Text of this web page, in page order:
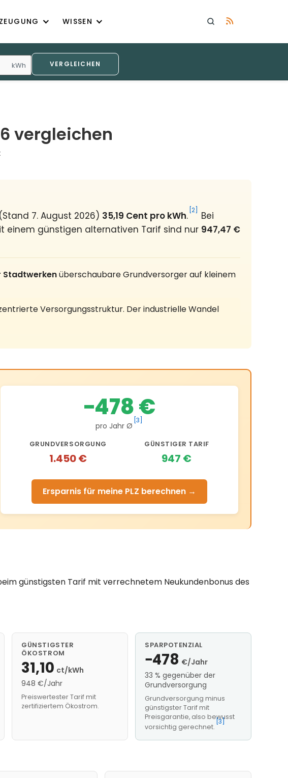
WISSEN
kWh VERGLEICHEN
vergleichen
7. August 2026) 35,19 Cent pro kWh. [2]
Bei
einem günstigen alternativen Tarif sind nur 947,47 €
Stadtwerkenüberschaubare Grundversorger auf kleinem
Versorgungsstruktur. Der industrielle Wandel
−478 €
pro Jahr Ø
[3]
GRUNDVERSORGUNG
1.450 €
GÜNSTIGER TARIF
947 €
Ersparnis für meine PLZ berechnen →
günstigsten Tarif mit verrechnetem Neukundenbonus des
GÜNSTIGSTER
ÖKOSTROM
31,10 ct/kWh
948 €/Jahr
Preiswertester Tarif mit
zertifiziertem Ökostrom.
SPARPOTENZIAL
−478 €/Jahr
33 % gegenüber der
Grundversorgung
Grundversorgung minus
günstigster Tarif mit
Preisgarantie, also bewusst
vorsichtig gerechnet.
[3]